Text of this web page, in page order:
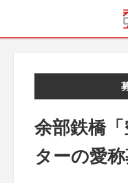
余部鉄橋
ターの愛